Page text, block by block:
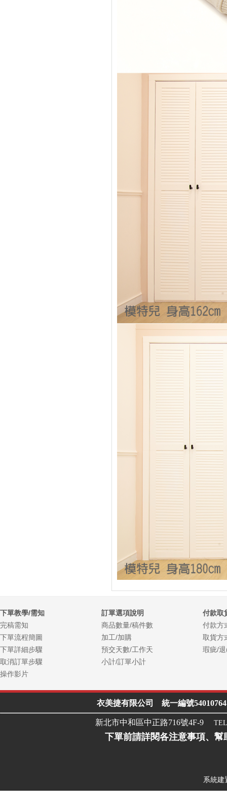
下單教學/需知
完稿需知
下單流程簡圖
下單詳細步驟
取消訂單步驟
操作影片
訂單選項說明
商品數量/稿件數
加工/加購
預交天數/工作天
小計/訂單小計
付款取
付款方
取貨方
瑕疵/
衣美捷有限公司 統一編號
新北市中和區中正路716號4F-9
下單前請詳閱各注意事項、幫
系統建